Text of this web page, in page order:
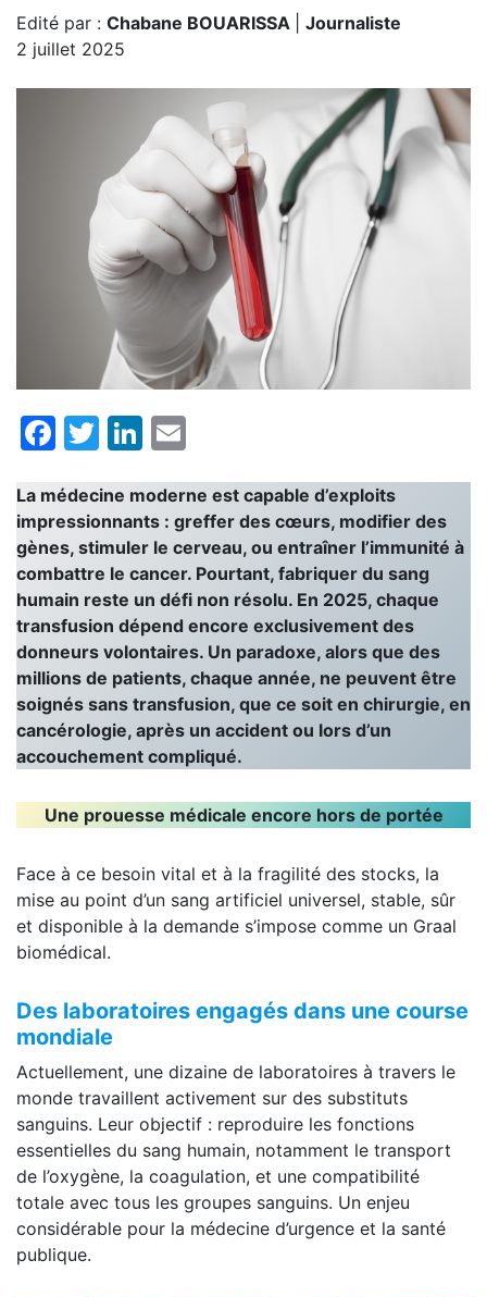
Edité par : Chabane BOUARISSA
Journaliste
2 juillet 2025
Facebook
TwitterLinkedIn
La médecine moderne est capable d’exploits
impressionnants : greffer des cœurs, modifier des
gènes, stimuler le cerveau, ou entraîner l’immunité à
combattre le cancer. Pourtant, fabriquer du sang
humain reste un défi non résolu. En 2025, chaque
transfusion dépend encore exclusivement des
donneurs volontaires. Un paradoxe, alors que des
millions de patients, chaque année, ne peuvent être
soignés sans transfusion, que ce soit en chirurgie, en
cancérologie, après un accident ou lors d’un
accouchement compliqué.
Une prouesse médicale encore hors de portée
Face à ce besoin vital et à la fragilité des stocks, la
mise au point d’un sang artificiel universel, stable, sûr
et disponible à la demande s’impose comme un Graal
biomédical.
Des laboratoires engagés dans une course
mondiale
Actuellement, une dizaine de laboratoires à travers le
monde travaillent activement sur des substituts
sanguins. Leur objectif : reproduire les fonctions
essentielles du sang humain, notamment le transport
de l’oxygène, la coagulation, et une compatibilité
totale avec tous les groupes sanguins. Un enjeu
considérable pour la médecine d’urgence et la santé
publique.